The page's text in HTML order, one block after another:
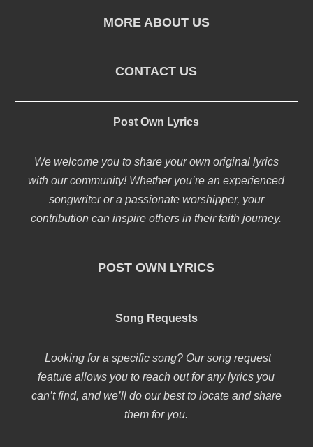
MORE ABOUT US
CONTACT US
Post Own Lyrics
We welcome you to share your own original lyrics
with our community! Whether you’re an experienced
songwriter or a passionate worshipper, your
contribution can inspire others in their faith journey.
POST OWN LYRICS
Song Requests
Looking for a specific song? Our song request
feature allows you to reach out for any lyrics you
can’t find, and we’ll do our best to locate and share
them for you.